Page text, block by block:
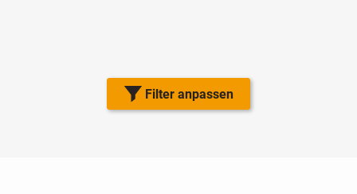
Filter anpassen